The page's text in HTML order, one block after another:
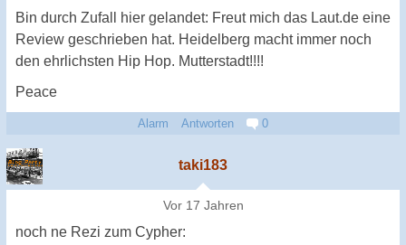
Bin durch Zufall hier gelandet: Freut mich das Laut.de eine
Review geschrieben hat. Heidelberg macht immer noch
den ehrlichsten Hip Hop. Mutterstadt!!!!
Peace
Alarm Antworten 0
taki183
Vor 17 Jahren
noch ne Rezi zum Cypher: